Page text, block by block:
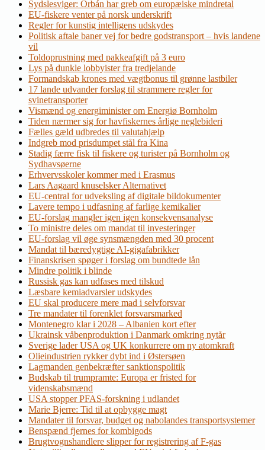
Sydslesviger: Orbán har greb om europæiske mindretal
EU-fiskere venter på norsk underskrift
Regler for kunstig intelligens udskydes
Politisk aftale baner vej for bedre godstransport – hvis landene
vil
Toldoprustning med pakkeafgift på 3 euro
Lys på dunkle lobbyister fra tredjelande
Formandskab krones med vægtbonus til grønne lastbiler
17 lande udvander forslag til strammere regler for
svinetransporter
Vismænd og energiminister om Energiø Bornholm
Tiden nærmer sig for havfiskernes årlige neglebideri
Fælles gæld udbredes til valutahjælp
Indgreb mod prisdumpet stål fra Kina
Stadig færre fisk til fiskere og turister på Bornholm og
Sydhavsøerne
Erhvervsskoler kommer med i Erasmus
Lars Aagaard knuselsker Alternativet
EU-central for udveksling af digitale bildokumenter
Lavere tempo i udfasning af farlige kemikalier
EU-forslag mangler igen igen konsekvensanalyse
To ministre deles om mandat til investeringer
EU-forslag vil øge synsmængden med 30 procent
Mandat til bæredygtige AI-gigafabrikker
Finanskrisen spøger i forslag om bundtede lån
Mindre politik i blinde
Russisk gas kan udfases med tilskud
Læsbare kemiadvarsler udskydes
EU skal producere mere mad i selvforsvar
Tre mandater til forenklet forsvarsmarked
Montenegro klar i 2028 – Albanien kort efter
Ukrainsk våbenproduktion i Danmark omkring nytår
Sverige lader USA og UK konkurrere om ny atomkraft
Olieindustrien rykker dybt ind i Østersøen
Lagmanden genbekræfter sanktionspolitik
Budskab til trumpramte: Europa er fristed for
videnskabsmænd
USA stopper PFAS-forskning i udlandet
Marie Bjerre: Tid til at opbygge magt
Mandater til forsvar, budget og nabolandes transportsystemer
Benspænd fjernes for kombigods
Brugtvognshandlere slipper for registrering af F-gas